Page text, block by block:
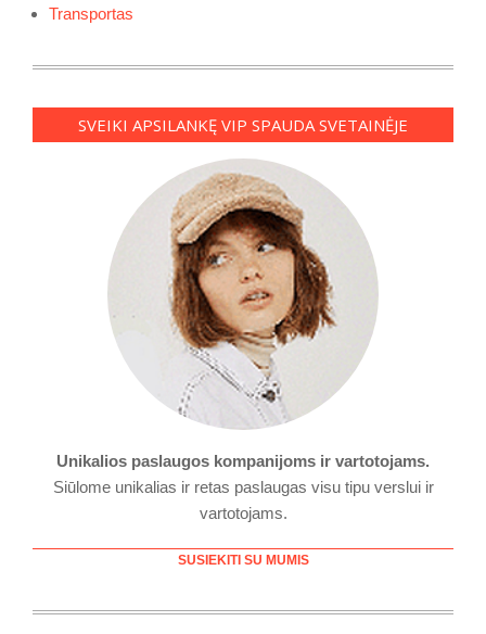
Transportas
SVEIKI APSILANKĘ VIP SPAUDA SVETAINĖJE
Unikalios paslaugos kompanijoms ir vartotojams.
Siūlome unikalias ir retas paslaugas visu tipu verslui ir
vartotojams.
SUSIEKITI SU MUMIS